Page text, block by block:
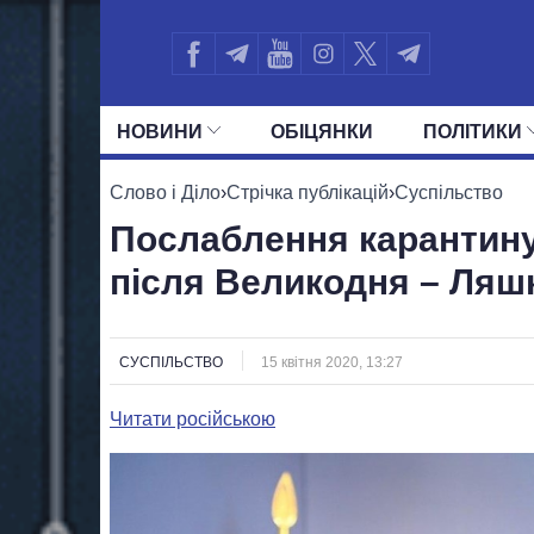
НОВИНИ ОБIЦЯНКИ ПОЛIТИКИ
УСІ ПОЛІТИКИ ПРЕЗИДЕНТ І ОФІС
Слово і Діло›Стрічка публікацій›Суспільство
Послаблення
після Великодня –
СУСПІЛЬСТВО 15 квітня 2020, 13:27
Читати російською